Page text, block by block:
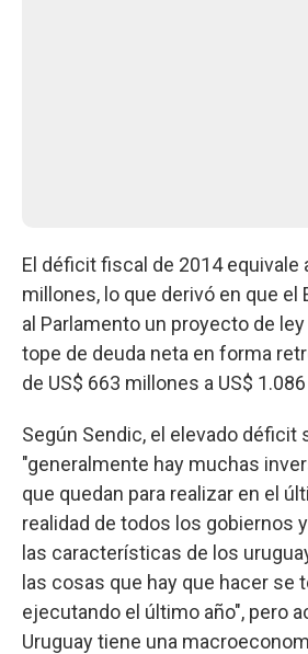
El déficit fiscal de 2014 equivale
millones, lo que derivó en que el
al Parlamento un proyecto de ley
tope de deuda neta en forma
de US$ 663 millones a US$
Según Sendic, el elevado déficit
"generalmente hay muchas
que quedan para realizar en el
realidad de todos los gobiernos
las características de los
las cosas que hay que hacer se
ejecutando el último año", pero
Uruguay tiene una